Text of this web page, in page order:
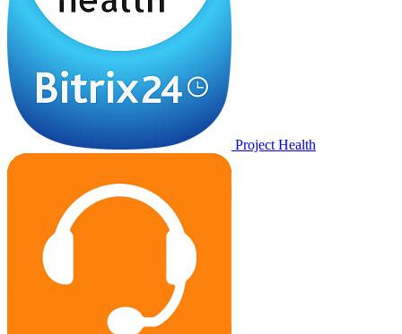
Project Health